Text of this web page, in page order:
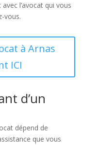
l’avocat qui vous
vous.
à Arnas
ICI
d’un
dépend de
que vous